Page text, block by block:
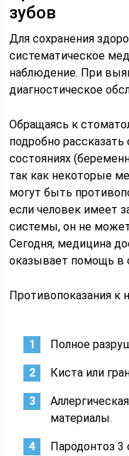
зубов
Для сохранения
систематическое
наблюдение. При
диагностическое
Обращаясь к
подробно
состояниях
так как некоторые
могут быть
если человек имеет
системы, он не
Сегодня, медицина
оказывает помощь в
Противопоказания к
Полное
Киста или
материалы.
Пародонтоз